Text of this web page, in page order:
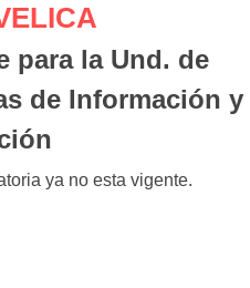
para la Und. de
de Información y
ya no esta vigente.